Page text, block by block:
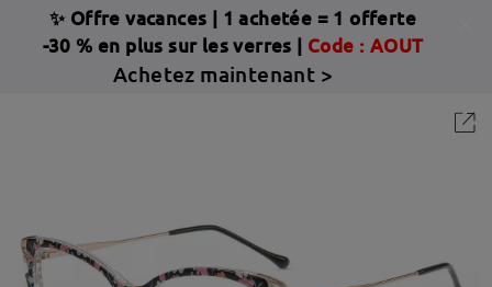
✨ Offre vacances | 1 achetée = 1 offerte
-30 % en plus sur les verres | Code : AOUT
Achetez maintenant >